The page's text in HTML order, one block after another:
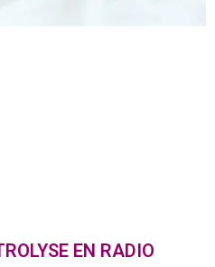
EN RADIO